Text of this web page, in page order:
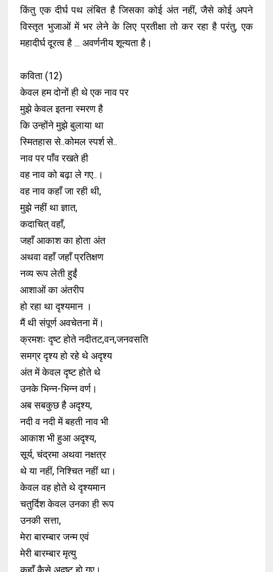
किंतु एक दीर्घ पथ लंबित है जिसका कोई अंत नहीं, जैसे कोई अपने
विस्तृत भुजाओं में भर लेने के लिए प्रतीक्षा तो कर रहा है परंतु, एक
महादीर्घ दूरत्व है ... अवर्णनीय शून्यता है।
कविता (12)
केवल हम दोनों ही थे एक नाव पर
मुझे केवल इतना स्मरण है
कि उन्होंने मुझे बुलाया था
स्मितहास से..कोमल स्पर्श से..
नाव पर पाँव रखते ही
वह नाव को बढ़ा ले गए..।
वह नाव कहाँ जा रही थी,
मुझे नहीं था ज्ञात,
कदाचित् वहाँ,
जहाँ आकाश का होता अंत
अथवा वहाँ जहाँ प्रतिक्षण
नव्य रूप लेती हुईं
आशाओं का अंतरीप
हो रहा था दृश्यमान ।
मैं थी संपूर्ण अवचेतना में।
क्रमशः दृष्ट होते नदीतट,वन,जनवसति
समग्र दृश्य हो रहे थे अदृश्य
अंत में केवल दृष्ट होते थे
उनके भिन्न-भिन्न वर्ण।
अब सबकुछ है अदृश्य,
नदी व नदी में बहती नाव भी
आकाश भी हुआ अदृश्य,
सूर्य, चंद्रमा अथवा नक्षत्र
थे या नहीं, निश्चित नहीं था।
केवल वह होते थे दृश्यमान
चतुर्दिश केवल उनका ही रूप
उनकी सत्ता,
मेरा बारम्बार जन्म एवं
मेरी बारम्बार मृत्यु